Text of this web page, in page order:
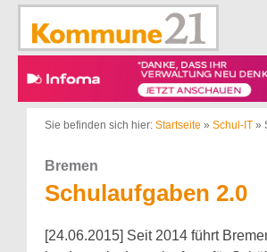
Zum
springen
Sie befinden sich hier: Startseite » Schul-IT »
Bremen
Schulaufgaben 2.0
[24.06.2015] Seit 2014 führt